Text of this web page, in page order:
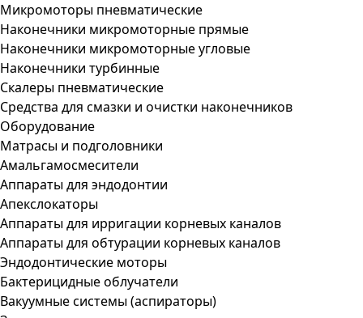
Микромоторы пневматические
Наконечники микромоторные прямые
Наконечники микромоторные угловые
Наконечники турбинные
Скалеры пневматические
Средства для смазки и очистки наконечников
Оборудование
Матрасы и подголовники
Амальгамосмесители
Аппараты для эндодонтии
Апекслокаторы
Аппараты для ирригации корневых каналов
Аппараты для обтурации корневых каналов
Эндодонтические моторы
Бактерицидные облучатели
Вакуумные системы (аспираторы)